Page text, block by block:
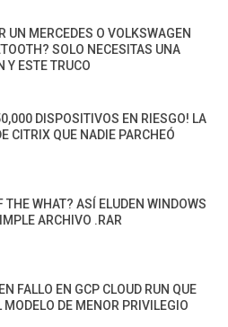
UN MERCEDES O VOLKSWAGEN
SOLO NECESITAS UNA
Y ESTE TRUCO
DISPOSITIVOS EN RIESGO! LA
CITRIX QUE NADIE PARCHEÓ
THE WHAT? ASÍ ELUDEN WINDOWS
ARCHIVO .RAR
FALLO EN GCP CLOUD RUN QUE
MODELO DE MENOR PRIVILEGIO